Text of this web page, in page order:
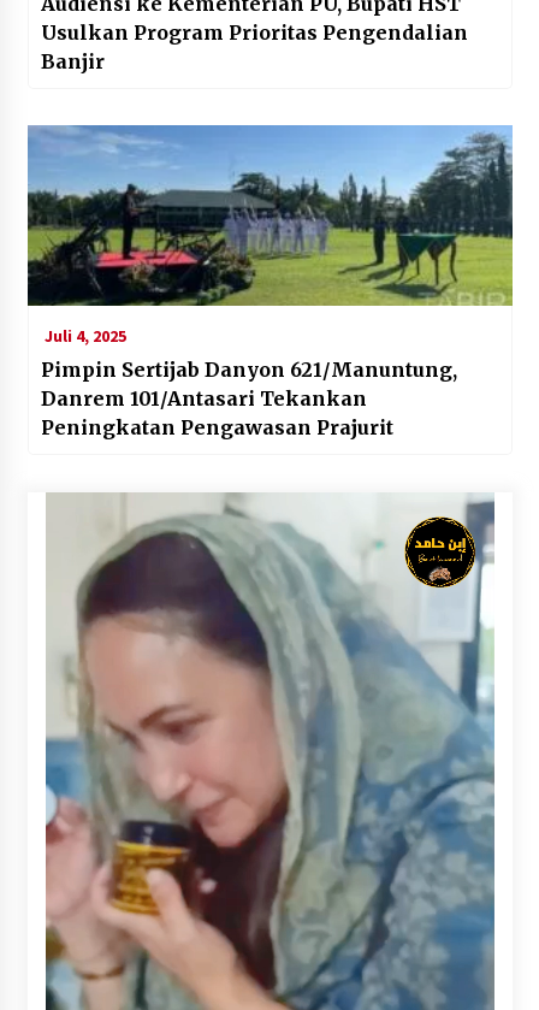
Usulkan Program Prioritas Pengendalian
Banjir
Juli 4, 2025
Pimpin Sertijab Danyon 621/Manuntung,
Danrem 101/Antasari Tekankan
Peningkatan Pengawasan Prajurit